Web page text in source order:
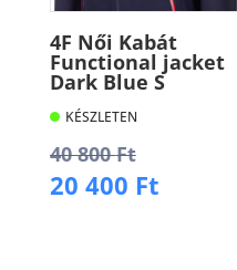
4F Női Kabát
Functional jacket
Dark Blue S
KÉSZLETEN
40 800FtOriginal
price
20 400 FtCurrent